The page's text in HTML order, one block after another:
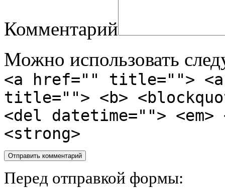
Комментарий
Можно использовать
<a href="" title="">
title=""> <b>
<del datetime="">
<strong>
Перед отправкой формы: